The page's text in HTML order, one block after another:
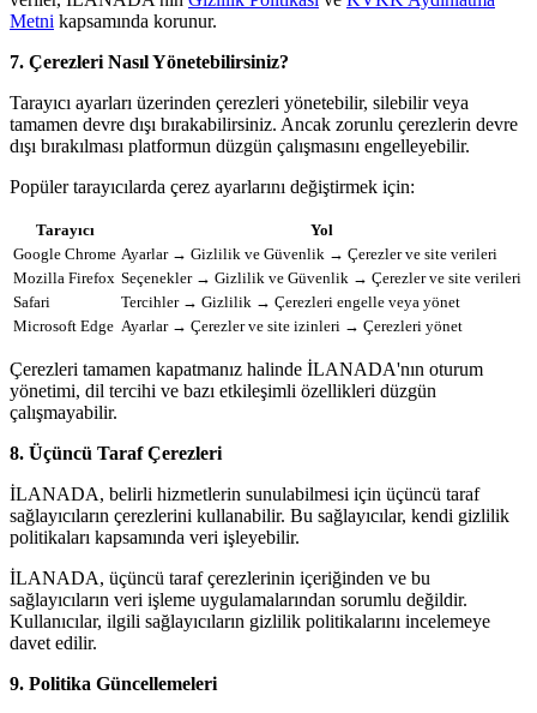
Metni kapsamında korunur.
7. Çerezleri Nasıl Yönetebilirsiniz?
Tarayıcı ayarları üzerinden çerezleri yönetebilir, silebilir veya
tamamen devre dışı bırakabilirsiniz. Ancak zorunlu çerezlerin devre
dışı bırakılması platformun düzgün çalışmasını engelleyebilir.
Popüler tarayıcılarda çerez ayarlarını değiştirmek için:
Tarayıcı
Yol
Google Chrome Ayarlar → Gizlilik ve Güvenlik → Çerezler ve site verileri
Mozilla Firefox Seçenekler → Gizlilik ve Güvenlik → Çerezler ve site verileri
Safari
Tercihler → Gizlilik → Çerezleri engelle veya yönet
Microsoft Edge Ayarlar → Çerezler ve site izinleri → Çerezleri yönet
Çerezleri tamamen kapatmanız halinde İLANADA'nın oturum
yönetimi, dil tercihi ve bazı etkileşimli özellikleri düzgün
çalışmayabilir.
8. Üçüncü Taraf Çerezleri
İLANADA, belirli hizmetlerin sunulabilmesi için üçüncü taraf
sağlayıcıların çerezlerini kullanabilir. Bu sağlayıcılar, kendi gizlilik
politikaları kapsamında veri işleyebilir.
İLANADA, üçüncü taraf çerezlerinin içeriğinden ve bu
sağlayıcıların veri işleme uygulamalarından sorumlu değildir.
Kullanıcılar, ilgili sağlayıcıların gizlilik politikalarını incelemeye
davet edilir.
9. Politika Güncellemeleri